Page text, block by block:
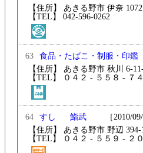
【住所】 あきる野市 伊奈 1072
【TEL】 042-596-0262
63 食品・たばこ・制服・印鑑
【住所】 あきる野市 秋川 6-
【TEL】 ０４２ - ５５８ - ７
64 すし 鮨武 ［2010/09/
【住所】 あきる野市 野辺 394-
【TEL】 ０４２ - ５５９ - ２